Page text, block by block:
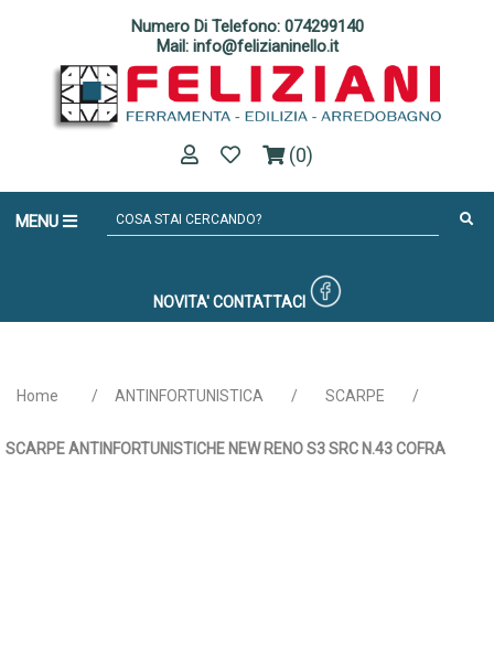
Numero Di Telefono: 074299140
Mail: info@felizianinello.it
(0)
MENU
NOVITA' CONTATTACI
Home / ANTINFORTUNISTICA / SCARPE /
SCARPE ANTINFORTUNISTICHE NEW RENO S3 SRC N.43 COFRA